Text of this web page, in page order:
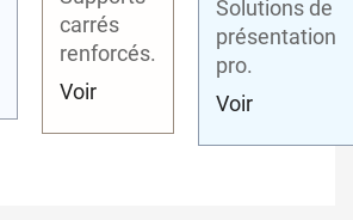
carrés
renforcés.
Voir
Solutions de
présentation
pro.
Voir